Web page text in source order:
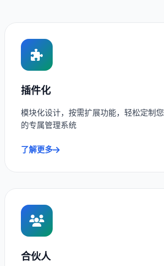
插件化
模块化设计，按需扩展功能，轻松定制您
的专属管理系统
了解更多
合伙人